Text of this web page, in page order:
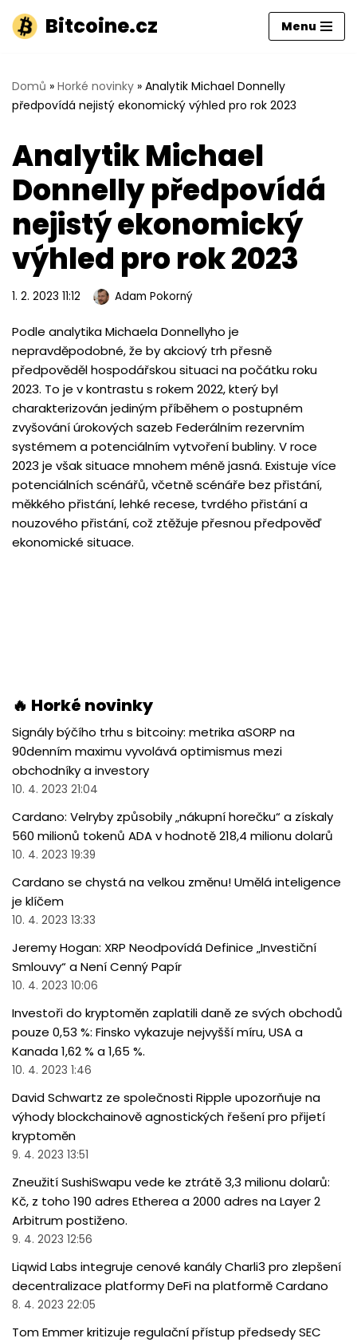
Přeskočit
obsah
Bitcoine.cz Menu
Domů » Horké novinky » Analytik Michael Donnelly
předpovídá nejistý ekonomický výhled pro rok 2023
Analytik Michael
Donnelly předpovídá
nejistý ekonomický
výhled pro rok 2023
1. 2. 2023 11:12 Adam Pokorný
Podle analytika Michaela Donnellyho je
nepravděpodobné, že by akciový trh přesně
předpověděl hospodářskou situaci na počátku roku
2023. To je v kontrastu s rokem 2022, který byl
charakterizován jediným příběhem o postupném
zvyšování úrokových sazeb Federálním rezervním
systémem a potenciálním vytvoření bubliny. V roce
2023 je však situace mnohem méně jasná. Existuje více
potenciálních scénářů, včetně scénáře bez přistání,
měkkého přistání, lehké recese, tvrdého přistání a
nouzového přistání, což ztěžuje přesnou předpověď
ekonomické situace.
🔥 Horké novinky
Signály býčího trhu s bitcoiny: metrika aSORP na
90denním maximu vyvolává optimismus mezi
obchodníky a investory
10. 4. 2023 21:04
Cardano: Velryby způsobily „nákupní horečku“ a získaly
560 milionů tokenů ADA v hodnotě 218,4 milionu dolarů
10. 4. 2023 19:39
Cardano se chystá na velkou změnu! Umělá inteligence
je klíčem
10. 4. 2023 13:33
Jeremy Hogan: XRP Neodpovídá Definice „Investiční
Smlouvy“ a Není Cenný Papír
10. 4. 2023 10:06
Investoři do kryptoměn zaplatili daně ze svých obchodů
pouze 0,53 %: Finsko vykazuje nejvyšší míru, USA a
Kanada 1,62 % a 1,65 %.
10. 4. 2023 1:46
David Schwartz ze společnosti Ripple upozorňuje na
výhody blockchainově agnostických řešení pro přijetí
kryptoměn
9. 4. 2023 13:51
Zneužití SushiSwapu vede ke ztrátě 3,3 milionu dolarů:
Kč, z toho 190 adres Etherea a 2000 adres na Layer 2
Arbitrum postiženo.
9. 4. 2023 12:56
Liqwid Labs integruje cenové kanály Charli3 pro zlepšení
decentralizace platformy DeFi na platformě Cardano
8. 4. 2023 22:05
Tom Emmer kritizuje regulační přístup předsedy SEC